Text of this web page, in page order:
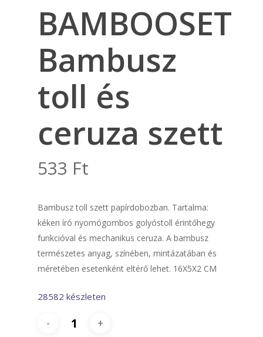
BAMBOOSET
Bambusz
toll és
ceruza szett
533 Ft
Bambusz toll szett papírdobozban. Tartalma:
kéken író nyomógombos golyóstoll érintőhegy
funkcióval és mechanikus ceruza. A bambusz
természetes anyag, színében, mintázatában és
méretében esetenként eltérő lehet. 16X5X2 CM
28582 készleten